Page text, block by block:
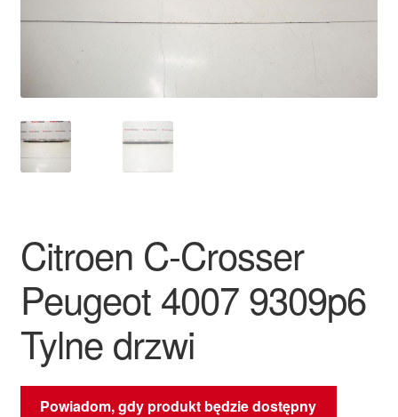
Polityka prywatności
Skarga
Zamówienia
Zasady i warunki
Citroen C-Crosser
Peugeot 4007 9309p6
Tylne drzwi
Powiadom, gdy produkt będzie dostępny